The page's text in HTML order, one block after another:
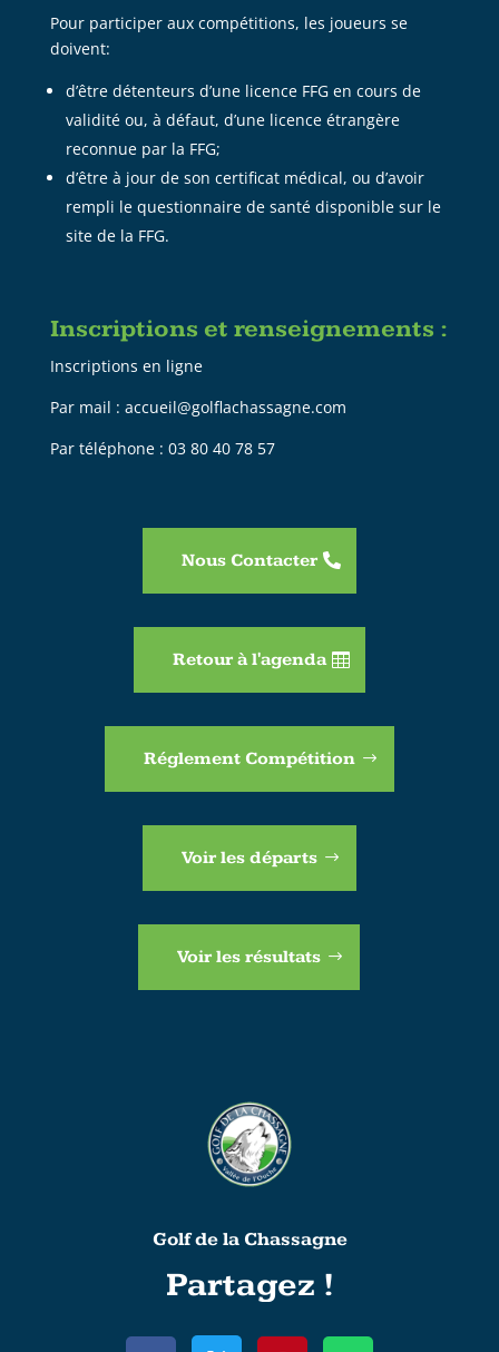
Pour participer aux compétitions, les joueurs se
doivent:
d’être détenteurs d’une licence FFG en cours de
validité ou, à défaut, d’une licence étrangère
reconnue par la FFG;
d’être à jour de son certificat médical, ou d’avoir
rempli le questionnaire de santé disponible sur le
site de la FFG.
Inscriptions et renseignements :
Inscriptions en ligne
Par mail : accueil@golflachassagne.com
Par téléphone : 03 80 40 78 57
Nous Contacter
Retour à l'agenda
Réglement Compétition
Voir les départs
Voir les résultats
Golf de la Chassagne
Partagez !